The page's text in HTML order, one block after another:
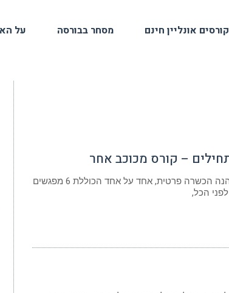
קורסים אונליין חינם מסחר בבורסה על
– קורס מכוכב אחר
השקעות קטנות למתחילים הנה הכשרה פרטית, אחד על אחד הכוללת 6 מפגשים